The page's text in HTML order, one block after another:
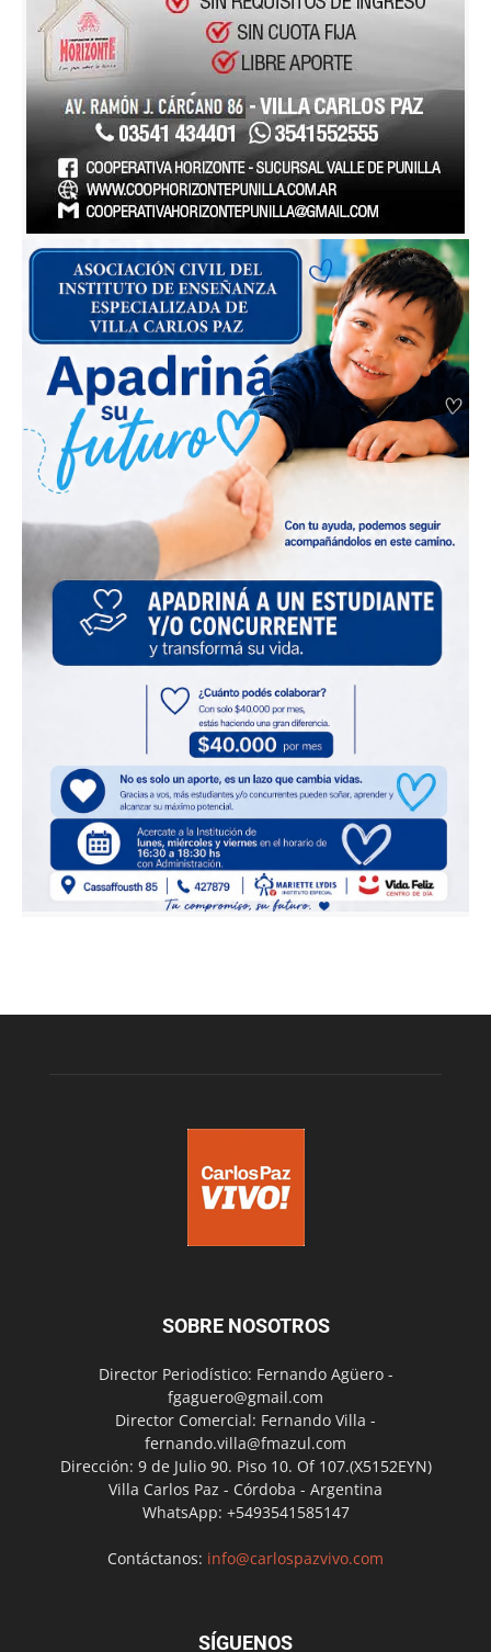
SOBRE NOSOTROS
Director Periodístico: Fernando Agüero -
fgaguero@gmail.com
Director Comercial: Fernando Villa -
fernando.villa@fmazul.com
Dirección: 9 de Julio 90. Piso 10. Of 107.(X5152EYN)
Villa Carlos Paz - Córdoba - Argentina
WhatsApp: +5493541585147
Contáctanos: info@carlospazvivo.com
SÍGUENOS